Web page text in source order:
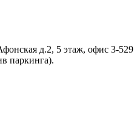
д.2, 5 этаж, офис 3-529
паркинга).